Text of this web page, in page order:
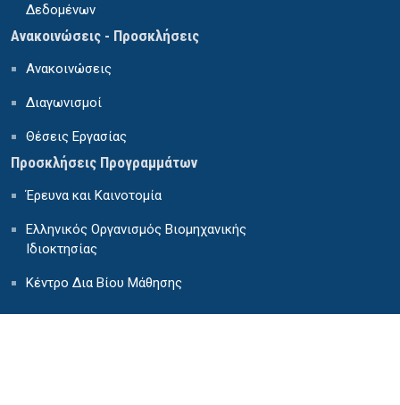
Δεδομένων
Ανακοινώσεις - Προσκλήσεις
Ανακοινώσεις
Διαγωνισμοί
Θέσεις Εργασίας
Προσκλήσεις Προγραμμάτων
Έρευνα και Καινοτομία
Ελληνικός Οργανισμός Βιομηχανικής
Ιδιοκτησίας
Κέντρο Δια Βίου Μάθησης